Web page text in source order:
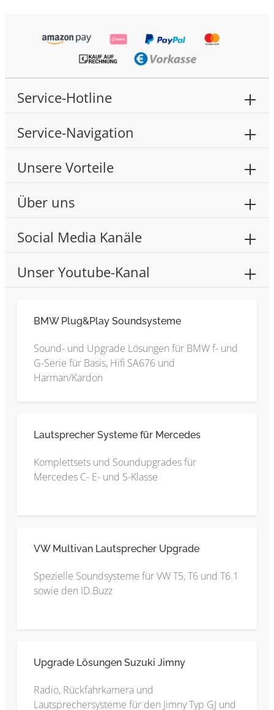
Service-Hotline
Service-Navigation
Unsere Vorteile
Über uns
Social Media Kanäle
Unser Youtube-Kanal
BMW Plug&Play Soundsysteme
Sound- und Upgrade Lösungen für BMW f- und
G-Serie für Basis, Hifi SA676 und
Harman/Kardon
Lautsprecher Systeme für Mercedes
Komplettsets und Soundupgrades für
Mercedes C- E- und S-Klasse
VW Multivan Lautsprecher Upgrade
Spezielle Soundsysteme für VW T5, T6 und T6.1
sowie den ID.Buzz
Upgrade Lösungen Suzuki Jimny
Radio, Rückfahrkamera und
Lautsprechersysteme für den Jimny Typ GJ und